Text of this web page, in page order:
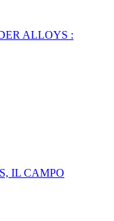
ALLOYS :
IL CAMPO